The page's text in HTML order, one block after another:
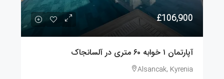
£106,900
آپارتمان ۱ خوابه ۶۰ متری در آلسانجاک
Alsancak, Kyrenia